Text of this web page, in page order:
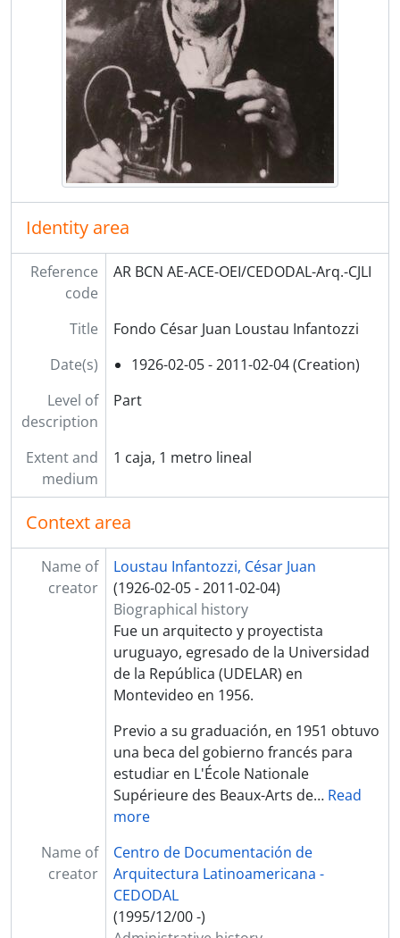
MSN - Martín S. Noel
Congresos, seminarios y exposiciones
I - Instituciones
AyU - Arquitectura y Urbanismo
Identity area
Reference
code
AR BCN AE-ACE-OEI/CEDODAL-Arq.-CJLI
Title
Fondo César Juan Loustau Infantozzi
Date(s)
1926-02-05 - 2011-02-04 (Creation)
Level of
description
Part
Extent and
medium
1 caja, 1 metro lineal
Context area
Name of
creator
Loustau Infantozzi, César Juan
(1926-02-05 - 2011-02-04)
Biographical history
Fue un arquitecto y proyectista
uruguayo, egresado de la Universidad
de la República (UDELAR) en
Montevideo en 1956.
Previo a su graduación, en 1951 obtuvo
una beca del gobierno francés para
estudiar en L'École Nationale
Supérieure des Beaux-Arts de… Read
more
Name of
creator
Centro de Documentación de
Arquitectura Latinoamericana -
CEDODAL
(1995/12/00 -)